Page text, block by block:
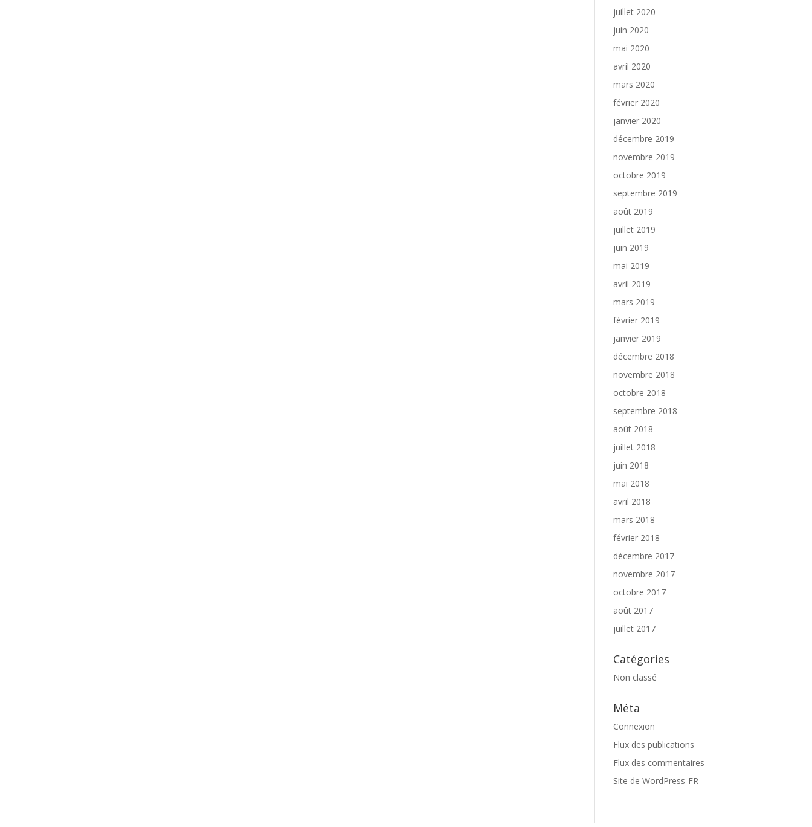
juillet 2020
juin 2020
mai 2020
avril 2020
mars 2020
février 2020
janvier 2020
décembre 2019
novembre 2019
octobre 2019
septembre 2019
août 2019
juillet 2019
juin 2019
mai 2019
avril 2019
mars 2019
février 2019
janvier 2019
décembre 2018
novembre 2018
octobre 2018
septembre 2018
août 2018
juillet 2018
juin 2018
mai 2018
avril 2018
mars 2018
février 2018
décembre 2017
novembre 2017
octobre 2017
août 2017
juillet 2017
Catégories
Non classé
Méta
Connexion
Flux des publications
Flux des commentaires
Site de WordPress-FR